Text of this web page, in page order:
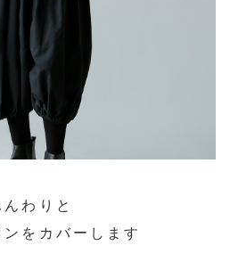
んわりと
をカバーします